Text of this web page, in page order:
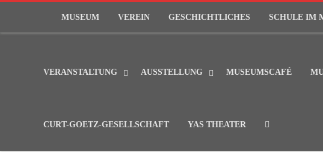
MUSEUM VEREIN GESCHICHTLICHES SCHULE IM
VERANSTALTUNG AUSSTELLUNG MUSEUMSCAFÉ
CURT-GOETZ-GESELLSCHAFT YAS THEATER